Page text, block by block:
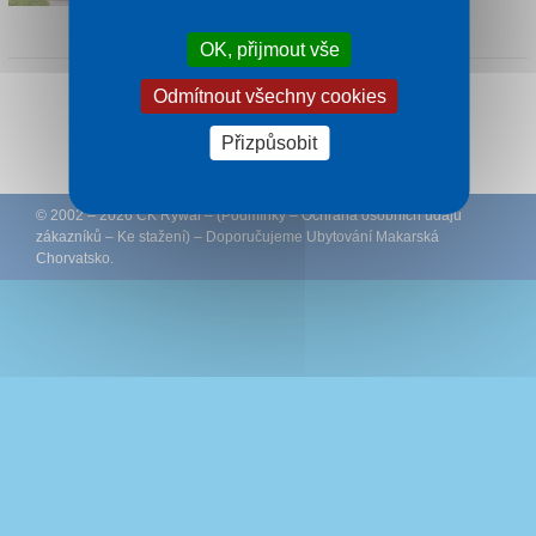
Sledujte CK Rywal na Facebooku
© 2002 – 2026 CK Rywal – (Podmínky–Ochrana osobních údajů
zákazníků – Ke stažení) – Doporučujeme Ubytování Makarská
Chorvatsko.
OK, přijmout vše
Odmítnout všechny cookies
Přizpůsobit